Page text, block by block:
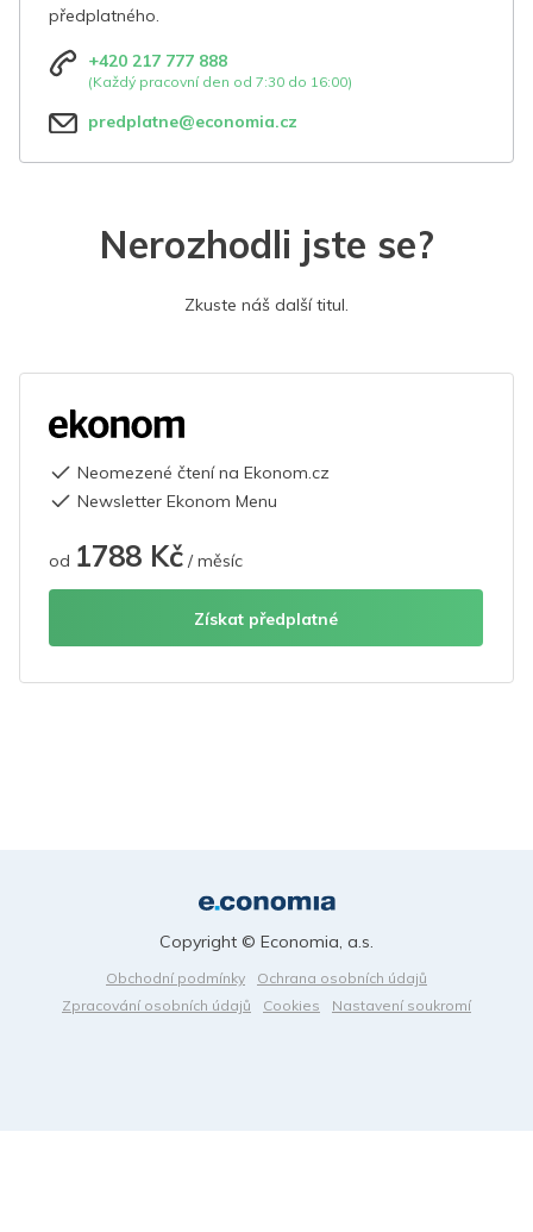
předplatného.
+420 217 777 888
(Každý pracovní den od 7:30 do 16:00)
predplatne@economia.cz
Nerozhodli jste se?
Zkuste náš další titul.
Neomezené čtení na Ekonom.cz
Newsletter Ekonom Menu
od 1788 Kč / měsíc
Získat předplatné
Obchodní podmínky
Ochrana osobních údajů
Zpracování osobních údajů
Cookies Nastavení soukromí
Copyright © Economia, a.s.